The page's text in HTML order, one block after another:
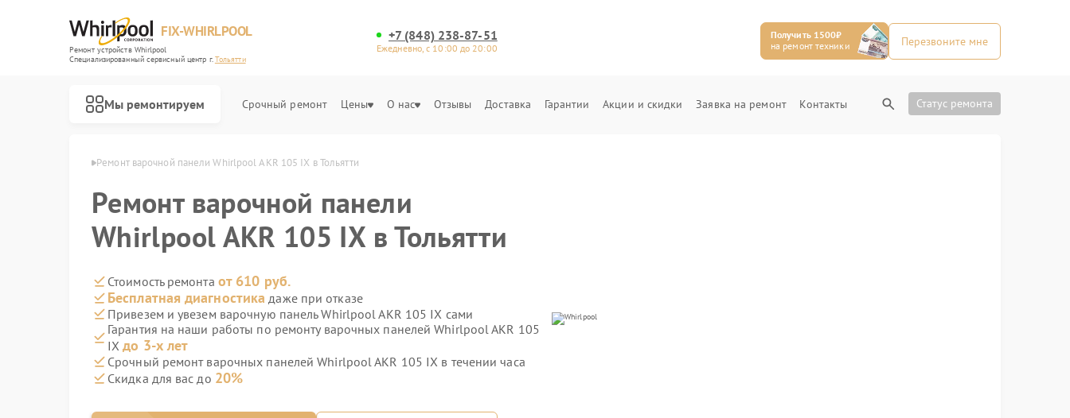
FIX-WHIRLPOOL
Ремонт устройств Whirlpool
Специализированный cервисный центр г.Тольятти
+7 (848) 238-87-51
Ежедневно, с 10:00 до 20:00
Получить 1500₽
на ремонт техники
Перезвоните мне
Мы ремонтируем Срочный ремонт Цены О нас Отзывы Доставка Гарантии Акции и скидки Заявка на ремонт Контакты Статус ремонта
в Тольятти Ремонт варочной панели Whirlpool AKR 105 IX в Тольятти
Ремонт варочной панели
Whirlpool AKR 105 IX в Тольятти
Стоимость ремонта от 610 руб.
Бесплатная диагностика даже при отказе
Привезем и увезем варочную панель Whirlpool AKR 105 IX сами
Гарантия на наши работы по ремонту варочных панелей Whirlpool AKR 105
IXдо 3-х лет
Срочный ремонт варочных панелей Whirlpool AKR 105 IX в течении часа
Скидка для вас до 20%